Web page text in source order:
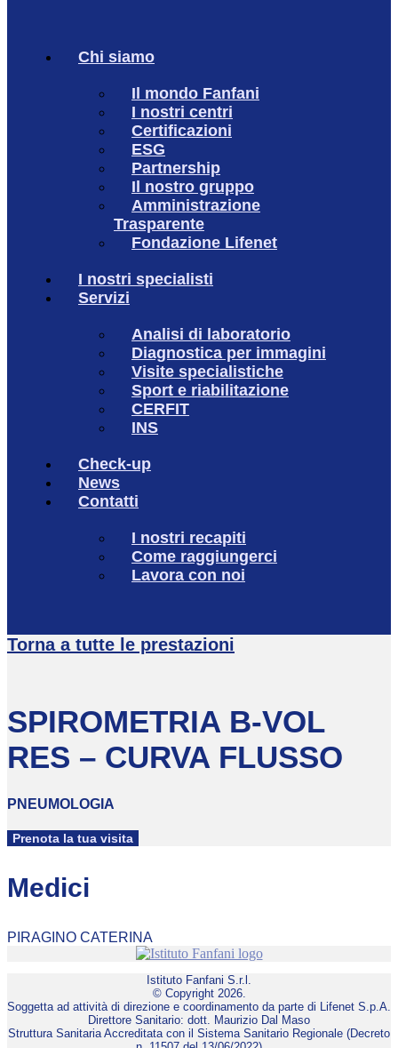
Chi siamo
Il mondo Fanfani
I nostri centri
Certificazioni
ESG
Partnership
Il nostro gruppo
Amministrazione
Trasparente
Fondazione Lifenet
I nostri specialisti
Servizi
Analisi di laboratorio
Diagnostica per immagini
Visite specialistiche
Sport e riabilitazione
CERFIT
INS
Check-up
News
Contatti
I nostri recapiti
Come raggiungerci
Lavora con noi
Torna a tutte le prestazioni
SPIROMETRIA B-VOL
RES – CURVA FLUSSO
PNEUMOLOGIA
Prenota la tua visita
Medici
PIRAGINO CATERINA
Istituto Fanfani S.r.l.
© Copyright 2026.
Soggetta ad attività di direzione e coordinamento da parte di Lifenet S.p.A.
Direttore Sanitario: dott. Maurizio Dal Maso
Struttura Sanitaria Accreditata con il Sistema Sanitario Regionale (Decreto